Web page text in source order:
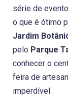
série de
o que é ótimo
Jardim
pelo Parque
conhecer o
feira de
imperdível.